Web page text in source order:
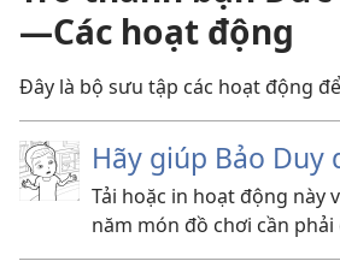
—Các hoạt động
Đây là bộ sưu tập các hoạt động
Hãy giúp Bảo Duy
Tải hoặc in hoạt động này
năm món đồ chơi cần phải